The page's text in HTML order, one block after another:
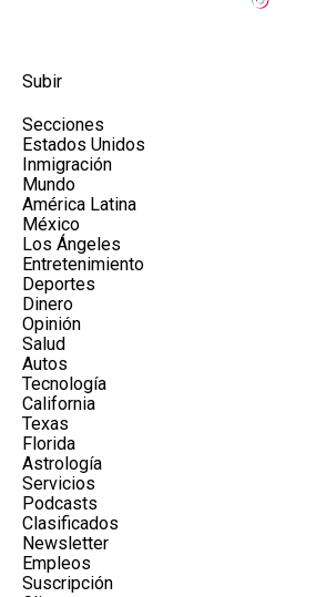
Subir
Secciones
Estados Unidos
Inmigración
Mundo
América Latina
México
Los Ángeles
Entretenimiento
Deportes
Dinero
Opinión
Salud
Autos
Tecnología
California
Texas
Florida
Astrología
Servicios
Podcasts
Clasificados
Newsletter
Empleos
Suscripción